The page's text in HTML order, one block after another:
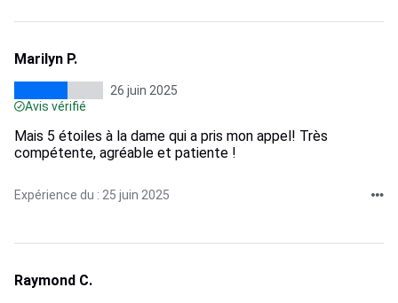
Marilyn P.
26 juin 2025
Avis vérifié
Mais 5 étoiles à la dame qui a pris mon appel! Très
compétente, agréable et patiente !
Expérience du : 25 juin 2025
Raymond C.